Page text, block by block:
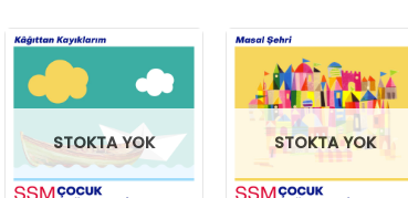
STOKTA YOK STOKTA YOK